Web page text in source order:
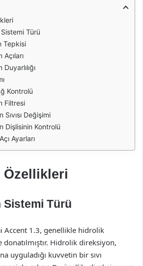
Türü
Tepkisi
Kontrolü
Filtresi
Değişimi
Dişlisinin Kontrolü
Ayarları
Sistemi Türü
Accent 1.3, genellikle hidrolik
Hidrolik direksiyon,
uyguladığı kuvvetin bir sıvı